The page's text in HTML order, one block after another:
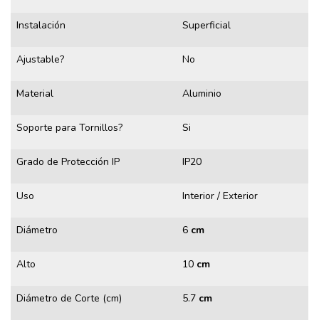
Instalación Superficial
Ajustable? No
Material Aluminio
Soporte para Tornillos? Si
Grado de Protección IP IP20
Uso Interior / Exterior
Diámetro 6 cm
Alto 10 cm
Diámetro de Corte (cm) 5.7 cm